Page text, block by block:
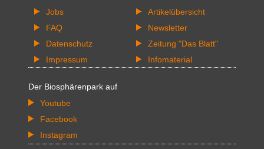
Jobs
FAQ
Datenschutz
Impressum
Artikelübersicht
Newsletter
Zeitung "Das Blatt"
Infomaterial
Der Biosphärenpark auf
Youtube
Facebook
Instagram